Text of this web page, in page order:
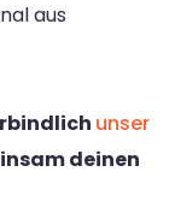
aus
unser
deinen